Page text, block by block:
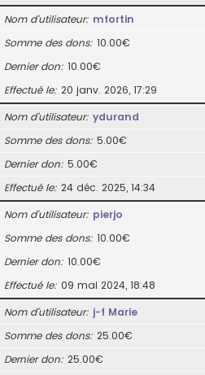
Nom d’utilisateur mfortin
Somme des dons 10.00€
Dernier don 10.00€
Effectué le 20 janv. 2026, 17:29
Nom d’utilisateur ydurand
Somme des dons 5.00€
Dernier don 5.00€
Effectué le 24 déc. 2025, 14:34
Nom d’utilisateur pierjo
Somme des dons 10.00€
Dernier don 10.00€
Effectué le 09 mai 2024, 18:48
Nom d’utilisateur j-f Marie
Somme des dons 25.00€
Dernier don 25.00€